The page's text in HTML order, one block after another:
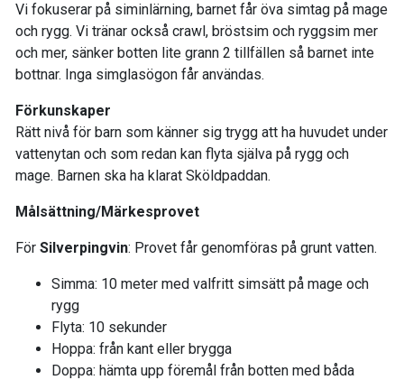
Vi fokuserar på siminlärning, barnet får öva simtag på mage
och rygg. Vi tränar också crawl, bröstsim och ryggsim mer
och mer, sänker botten lite grann 2 tillfällen så barnet inte
bottnar. Inga simglasögon får användas.
Förkunskaper
Rätt nivå för barn som känner sig trygg att ha huvudet under
vattenytan och som redan kan flyta själva på rygg och
mage. Barnen ska ha klarat Sköldpaddan.
Målsättning/Märkesprovet
För Silverpingvin: Provet får genomföras på grunt vatten.
Simma: 10 meter med valfritt simsätt på mage och
rygg
Flyta: 10 sekunder
Hoppa: från kant eller brygga
Doppa: hämta upp föremål från botten med båda